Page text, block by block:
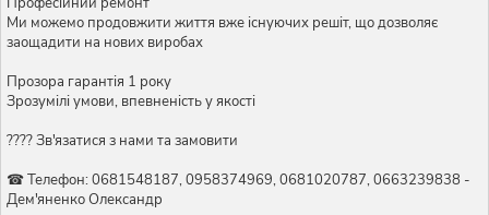
Ми можемо продовжити життя вже існуючих решіт, що дозволяє
заощадити на нових виробах
Прозора гарантія 1 року
Зрозумілі умови, впевненість у якості
???? Зв'язатися з нами та замовити
☎ Телефон: 0681548187, 0958374969, 0681020787, 0663239838 -
Дем'яненко Олександр